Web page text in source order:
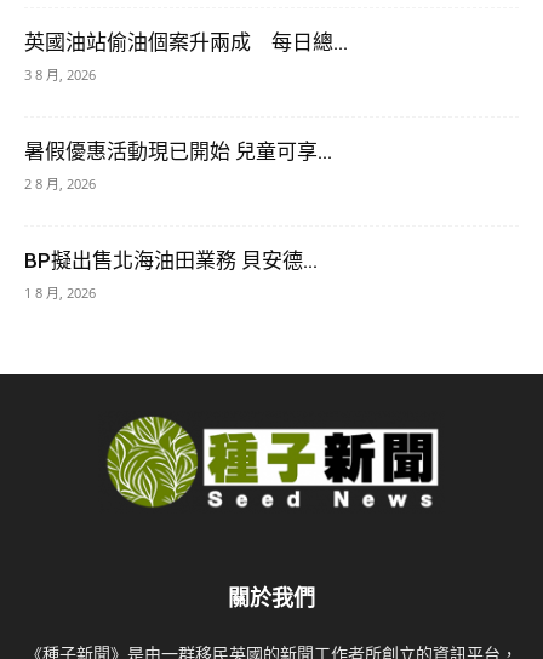
英國油站偷油個案升兩成 每日總...
3 8 月, 2026
暑假優惠活動現已開始 兒童可享...
2 8 月, 2026
BP擬出售北海油田業務 貝安德...
1 8 月, 2026
關於我們
《種子新聞》是由一群移民英國的新聞工作者所創立的資訊平台，